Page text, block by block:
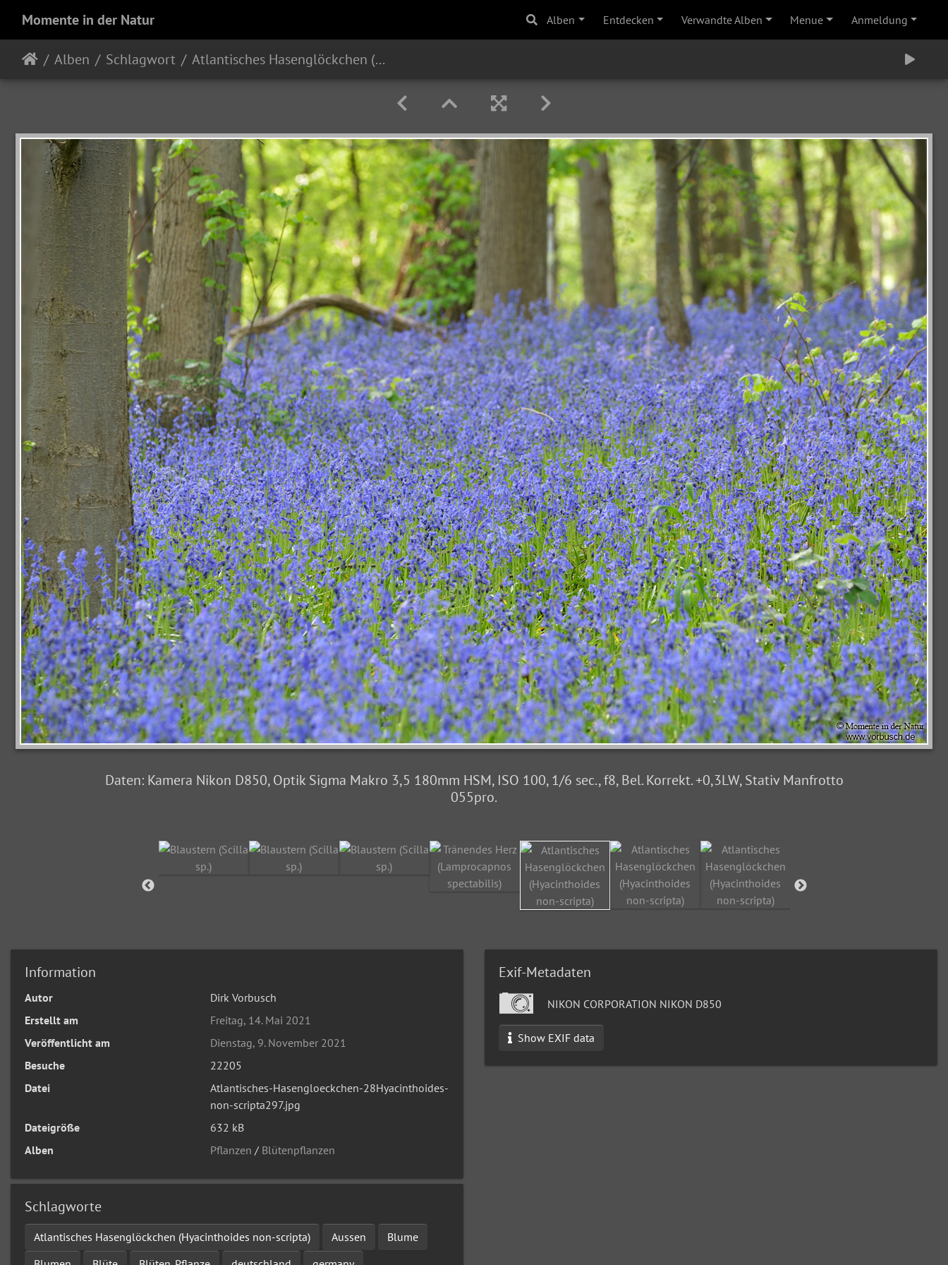
Momente in der Natur Alben Entdecken Verwandte Alben Menue Anmeldung
Alben Schlagwort Atlantisches Hasenglöckchen (Hyacinthoides non-scripta)
Daten: Kamera Nikon D850, Optik Sigma Makro 3,5 180mm HSM, ISO 100, 1/6 sec., f8, Bel. Korrekt. +0,3LW, Stativ Manfrotto
055pro.
Information
Autor
Dirk Vorbusch
Erstellt am
Freitag, 14. Mai 2021
Veröffentlicht am
Dienstag, 9. November 2021
Besuche
22205
Datei
Atlantisches-Hasengloeckchen-28Hyacinthoides-
non-scripta297.jpg
Dateigröße
632 kB
Alben
Pflanzen / Blütenpflanzen
Schlagworte
Atlantisches Hasenglöckchen (Hyacinthoides non-scripta) Aussen
Blume
Exif-Metadaten
NIKON CORPORATION NIKON D850
Show EXIF data